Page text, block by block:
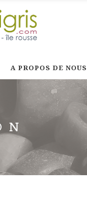
A PROPOS DE NOUS